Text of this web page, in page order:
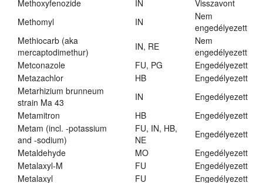
Methoxyfenozide
IN
Visszavont
Methomyl
IN
Nem
engedélyezett
Methiocarb (aka
mercaptodimethur)
IN, RE
Nem
engedélyezett
Metconazole
FU, PG
Engedélyezett
Metazachlor
HB
Engedélyezett
Metarhizium brunneum
strain Ma 43
IN
Engedélyezett
Metamitron
HB
Engedélyezett
Metam (incl. -potassium
and -sodium)
FU, IN, HB,
NE
Engedélyezett
Metaldehyde
MO
Engedélyezett
Metalaxyl-M
FU
Engedélyezett
Metalaxyl
FU
Engedélyezett